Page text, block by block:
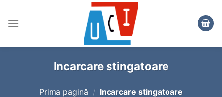
content
Incarcare stingatoare
Prima pagină / Incarcare stingatoare